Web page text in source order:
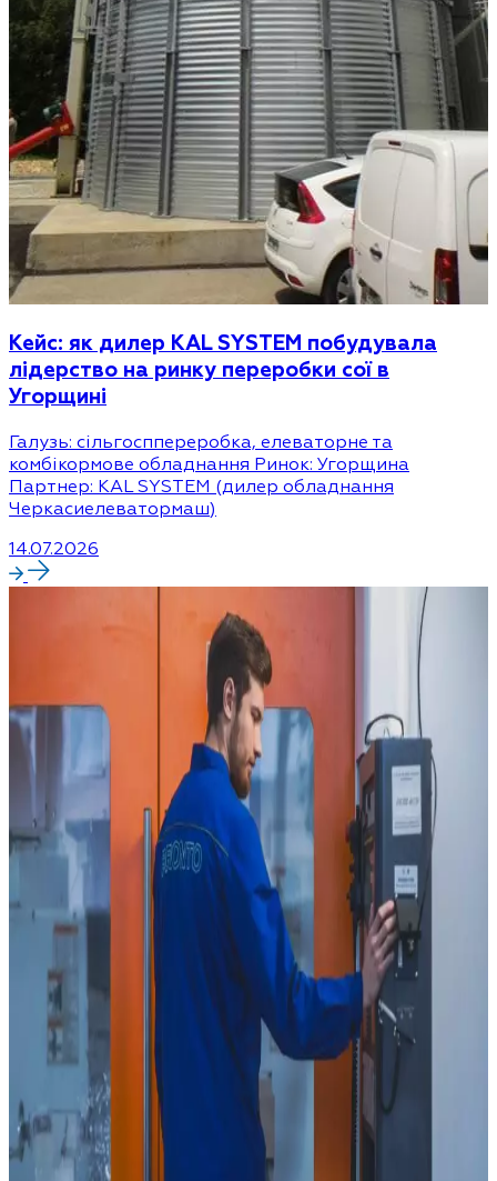
Кейс: як дилер KAL SYSTEM побудувала
лідерство на ринку переробки сої в
Угорщині
Галузь: сільгосппереробка, елеваторне та
комбікормове обладнання Ринок: Угорщина
Партнер: KAL SYSTEM (дилер обладнання
Черкасиелеватормаш)
14.07.2026